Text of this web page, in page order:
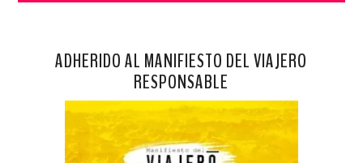
ADHERIDO AL MANIFIESTO DEL VIAJERO
RESPONSABLE